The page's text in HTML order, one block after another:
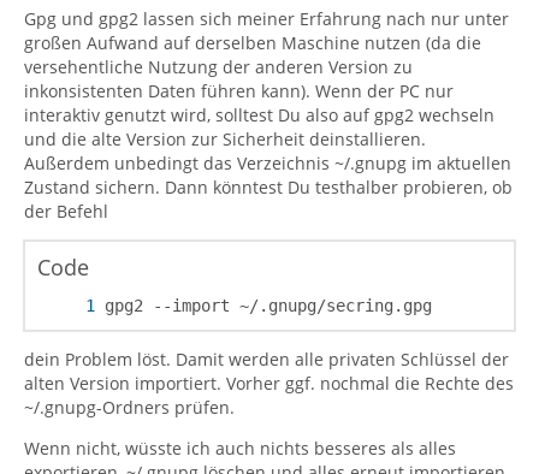
Gpg und gpg2 lassen sich meiner Erfahrung nach nur unter
großen Aufwand auf derselben Maschine nutzen (da die
versehentliche Nutzung der anderen Version zu
inkonsistenten Daten führen kann). Wenn der PC nur
interaktiv genutzt wird, solltest Du also auf gpg2 wechseln
und die alte Version zur Sicherheit deinstallieren.
Außerdem unbedingt das Verzeichnis ~/.gnupg im aktuellen
Zustand sichern. Dann könntest Du testhalber probieren, ob
der Befehl
Code
gpg2 --import ~/.gnupg/secring.gpg
dein Problem löst. Damit werden alle privaten Schlüssel der
alten Version importiert. Vorher ggf. nochmal die Rechte des
~/.gnupg-Ordners prüfen.
Wenn nicht, wüsste ich auch nichts besseres als alles